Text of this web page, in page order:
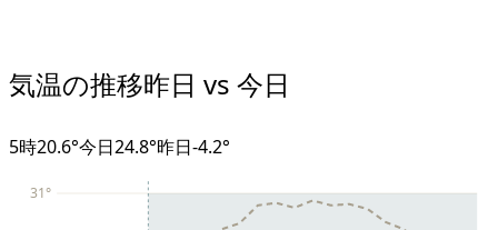
気温の推移昨日 vs 今日
5時20.6°今日24.8°昨日-4.2°
31°